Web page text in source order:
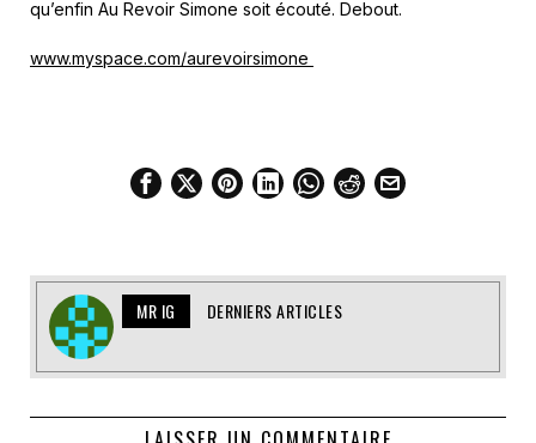
qu’enfin Au Revoir Simone soit écouté. Debout.
www.myspace.com/aurevoirsimone
MR IG DERNIERS ARTICLES